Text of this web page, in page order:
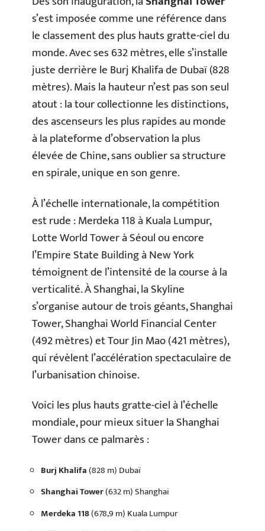
s’est imposée comme une référence dans
le classement des plus hauts gratte-ciel du
monde. Avec ses 632 mètres, elle s’installe
juste derrière le Burj Khalifa de Dubaï (828
mètres). Mais la hauteur n’est pas son seul
atout : la tour collectionne les distinctions,
des ascenseurs les plus rapides au monde
à la plateforme d’observation la plus
élevée de Chine, sans oublier sa structure
en spirale, unique en son genre.
À l’échelle internationale, la compétition
est rude : Merdeka 118 à Kuala Lumpur,
Lotte World Tower à Séoul ou encore
l’Empire State Building à New York
témoignent de l’intensité de la course à la
verticalité. À Shanghai, la Skyline
s’organise autour de trois géants, Shanghai
Tower, Shanghai World Financial Center
(492 mètres) et Tour Jin Mao (421 mètres),
qui révèlent l’accélération spectaculaire de
l’urbanisation chinoise.
Voici les plus hauts gratte-ciel à l’échelle
mondiale, pour mieux situer la Shanghai
Tower dans ce palmarès :
Burj Khalifa(828 m) Dubaï
Shanghai Tower(632 m) Shanghai
Merdeka 118(678,9 m) Kuala Lumpur